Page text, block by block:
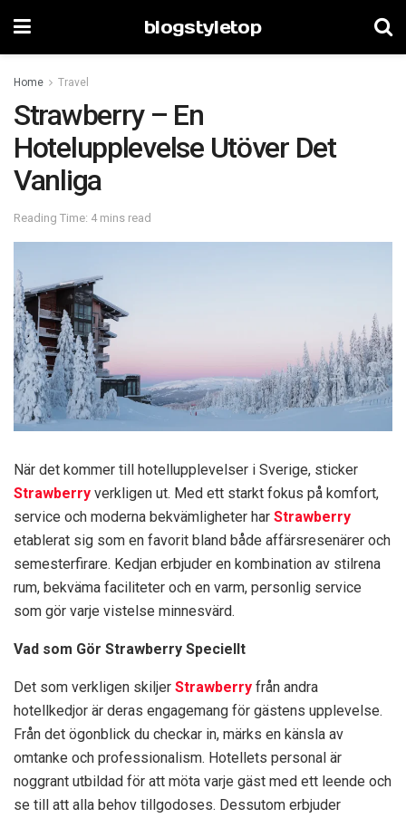
blogstyletop
Home Travel
Strawberry – En
Hotelupplevelse Utöver Det
Vanliga
Reading Time: 4 mins read
När det kommer till hotellupplevelser i Sverige, sticker
Strawberry verkligen ut. Med ett starkt fokus på komfort,
service och moderna bekvämligheter har Strawberry
etablerat sig som en favorit bland både affärsresenärer och
semesterfirare. Kedjan erbjuder en kombination av stilrena
rum, bekväma faciliteter och en varm, personlig service
som gör varje vistelse minnesvärd.
Vad som Gör Strawberry Speciellt
Det som verkligen skiljer Strawberry från andra
hotellkedjor är deras engagemang för gästens upplevelse.
Från det ögonblick du checkar in, märks en känsla av
omtanke och professionalism. Hotellets personal är
noggrant utbildad för att möta varje gäst med ett leende och
se till att alla behov tillgodoses. Dessutom erbjuder